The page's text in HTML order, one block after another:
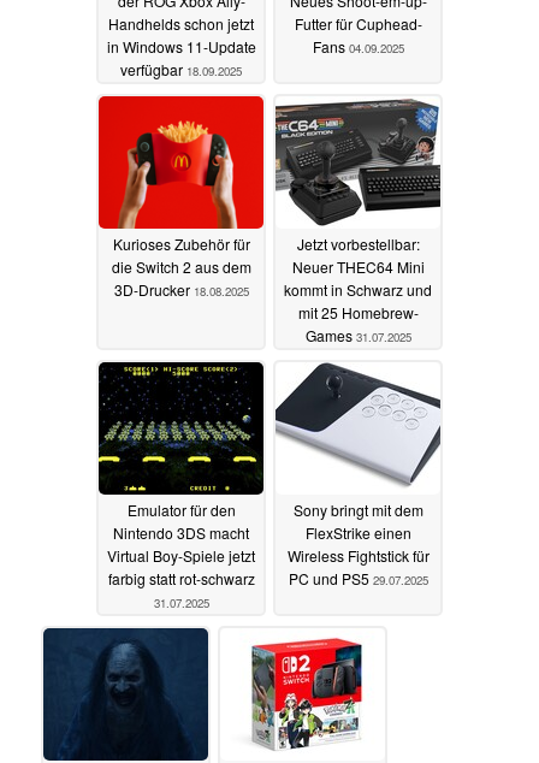
Handhelds schon jetzt
in Windows 11-Update
verfügbar 18.09.2025
Futter für Cuphead-
Fans 04.09.2025
Kurioses Zubehör für
die Switch 2 aus dem
3D-Drucker 18.08.2025
Jetzt vorbestellbar:
Neuer THEC64 Mini
kommt in Schwarz und
mit 25 Homebrew-
Games 31.07.2025
Emulator für den
Nintendo 3DS macht
Virtual Boy-Spiele jetzt
farbig statt rot-schwarz
31.07.2025
Sony bringt mit dem
FlexStrike einen
Wireless Fightstick für
PC und PS5 29.07.2025